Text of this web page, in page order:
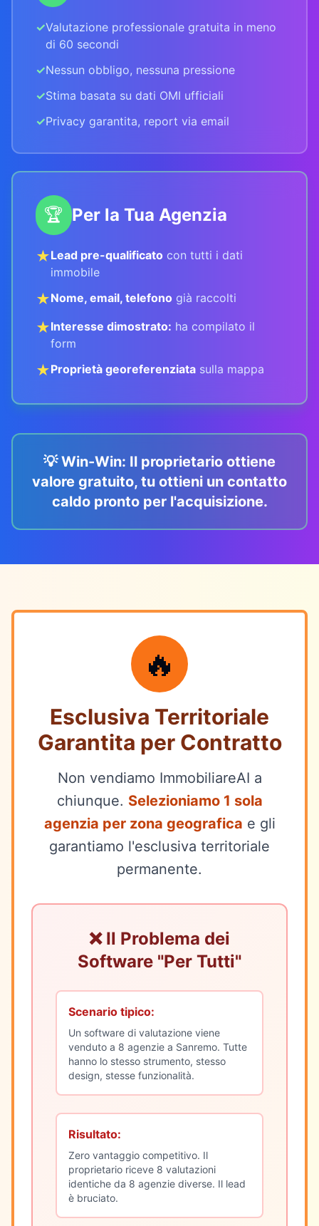
✓Valutazione professionale gratuita in meno
di 60 secondi
✓Nessun obbligo, nessuna pressione
✓Stima basata su dati OMI ufficiali
✓Privacy garantita, report via email
🏆 Per la Tua Agenzia
★Lead pre-qualificato con tutti i dati
immobile
★Nome, email, telefono già raccolti
★Interesse dimostrato: ha compilato il
form
★Proprietà georeferenziata sulla mappa
💡 Win-Win: Il proprietario ottiene
valore gratuito, tu ottieni un contatto
caldo pronto per l'acquisizione.
🔥
Esclusiva Territoriale
Garantita per Contratto
Non vendiamo ImmobiliareAI a
chiunque. Selezioniamo 1 sola
agenzia per zona geografica e gli
garantiamo l'esclusiva territoriale
permanente.
❌ Il Problema dei
Software "Per Tutti"
Scenario tipico:
Un software di valutazione viene
venduto a 8 agenzie a Sanremo. Tutte
hanno lo stesso strumento, stesso
design, stesse funzionalità.
Risultato:
Zero vantaggio competitivo. Il
proprietario riceve 8 valutazioni
identiche da 8 agenzie diverse. Il lead
è bruciato.